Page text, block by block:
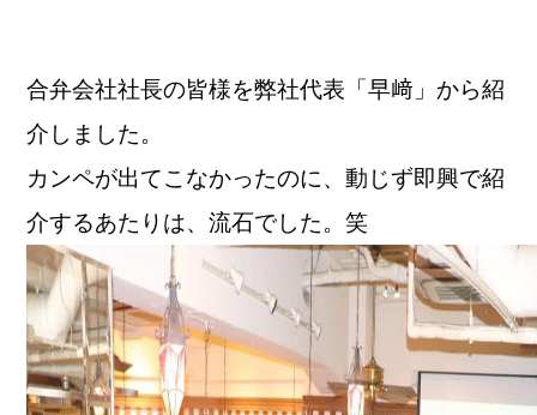
合弁会社社長の皆様を弊社代表「早﨑」から紹
介しました。
カンペが出てこなかったのに、動じず即興で紹
介するあたりは、流石でした。笑